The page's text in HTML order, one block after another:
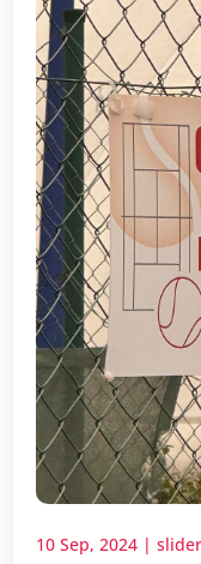
10 Sep, 2024 |